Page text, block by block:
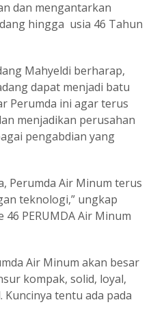
dan mengantarkan
hingga usia 46 Tahun
Mahyeldi berharap,
dapat menjadi batu
Perumda ini agar terus
menjadikan perusahan
pengabdian yang
Perumda Air Minum terus
teknologi,” ungkap
46 PERUMDA Air Minum
Air Minum akan besar
kompak, solid, loyal,
tentu ada pada